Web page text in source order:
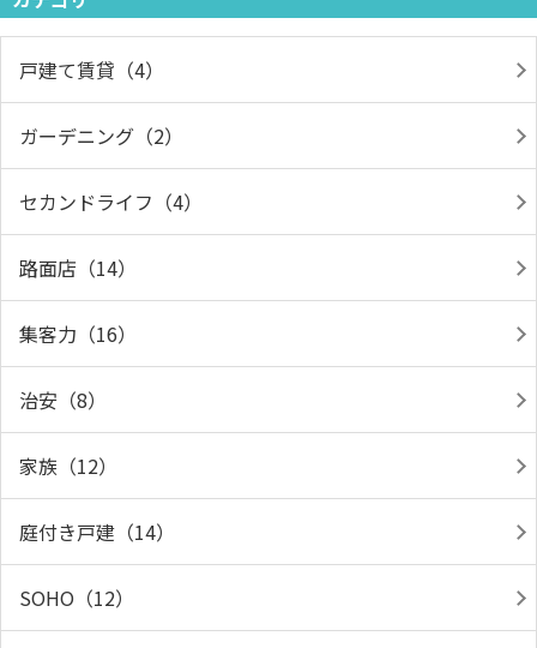
戸建て賃貸（4）
ガーデニング（2）
セカンドライフ（4）
路面店（14）
集客力（16）
治安（8）
家族（12）
庭付き戸建（14）
SOHO（12）